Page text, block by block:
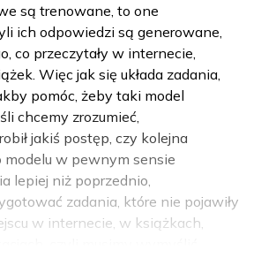
są trenowane, to one
ich odpowiedzi są generowane,
co przeczytały w internecie,
Więc jak się układa zadania,
pomóc, żeby taki model
chcemy zrozumieć,
jakiś postęp, czy kolejna
modelu w pewnym sensie
lepiej niż poprzednio,
zadania, które nie pojawiły
w internecie, w książkach,